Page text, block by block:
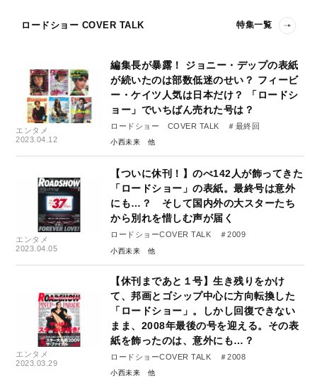
ロードショー COVER TALK 特集一覧
エンタメ
2023.04.12
編集長が暴露！ ジョニー・デップの表紙
が続いたのは部数低迷のせい？ フィービ
ー・ケイツ人気は日本だけ？ 「ロードシ
ョー」でいちばん売れた号は？
ロードショー COVER TALK ＃最終回
小西未来
エンタメ
2023.04.05
【ついに休刊！】のべ142人が飾ってきた
「ロードショー」の表紙。最終号は意外
にも…？ そして国内外の大スターたち
から別れを惜しむ声が届く
ロードショーCOVER TALK ＃2009
小西未来
エンタメ
2023.03.29
【休刊まであと１号】生き残りをかけ
て、邦画とゴシップ中心に方向転換した
「ロードショー」。しかし回復できない
まま、2008年最後の号を迎える。その表
紙を飾ったのは、意外にも…？
ロードショーCOVER TALK ＃2008
小西未来